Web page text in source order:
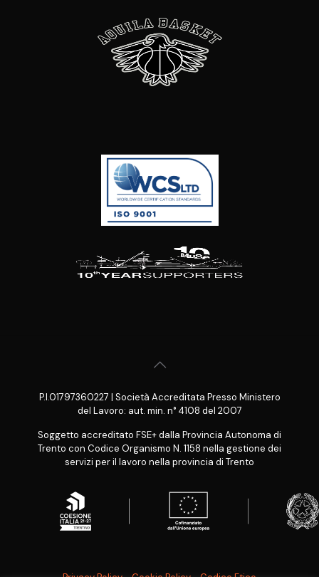
P.I.01797360227 | Società Accreditata Presso Ministero
del Lavoro: aut. min. n° 4108 del 2007
Soggetto accreditato FSE+ dalla Provincia Autonoma di
Trento con Codice Organismo N. 1158 nella gestione dei
servizi per il lavoro nella provincia di Trento